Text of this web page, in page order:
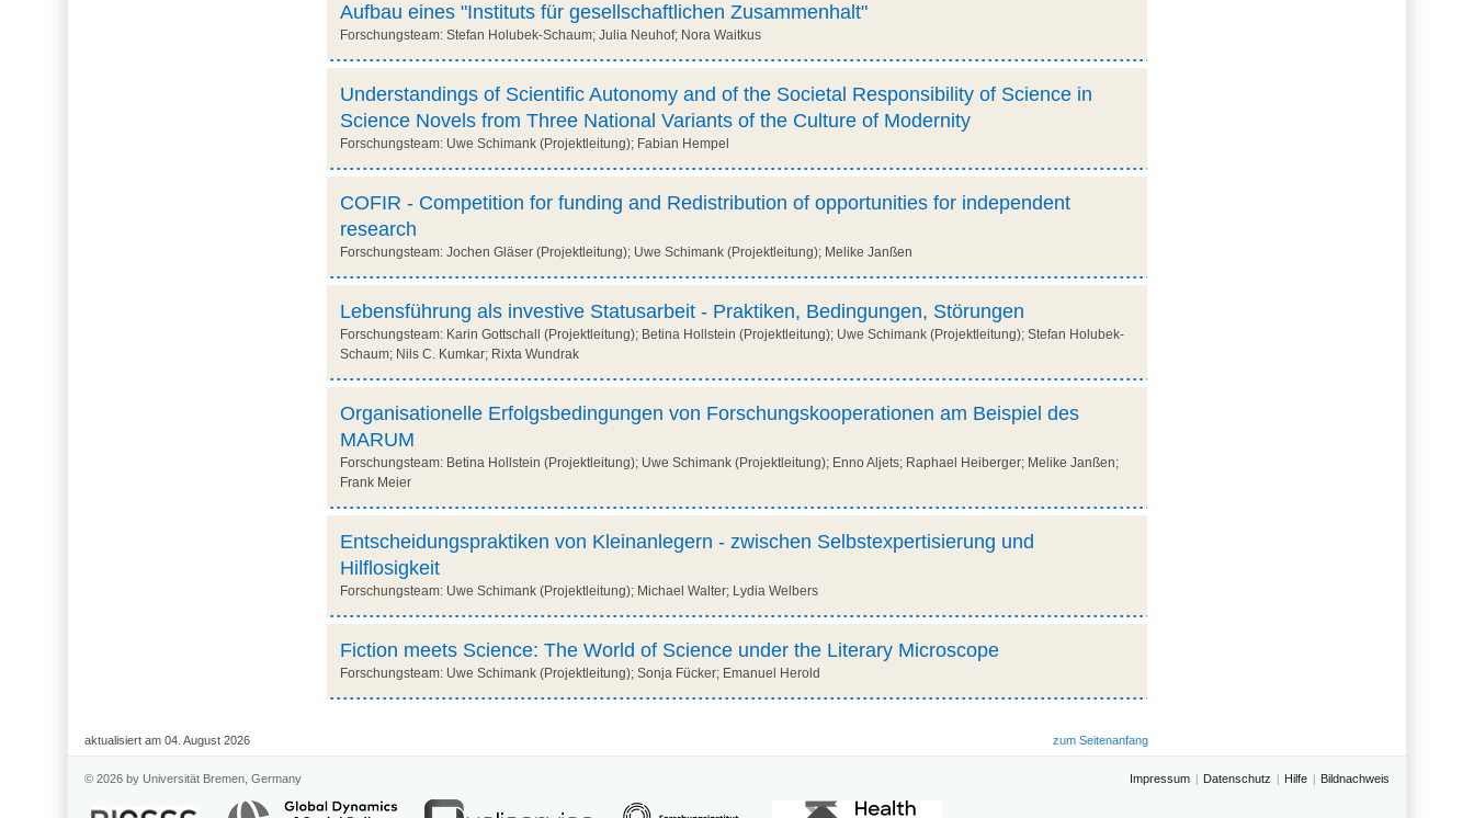
Aufbau eines "Instituts für gesellschaftlichen Zusammenhalt"
Forschungsteam: Stefan Holubek-Schaum; Julia Neuhof; Nora Waitkus
Understandings of Scientific Autonomy and of the Societal Responsibility of Science in
Science Novels from Three National Variants of the Culture of Modernity
Forschungsteam: Uwe Schimank (Projektleitung); Fabian Hempel
COFIR - Competition for funding and Redistribution of opportunities for independent
research
Forschungsteam: Jochen Gläser (Projektleitung); Uwe Schimank (Projektleitung); Melike Janßen
Lebensführung als investive Statusarbeit - Praktiken, Bedingungen, Störungen
Forschungsteam: Karin Gottschall (Projektleitung); Betina Hollstein (Projektleitung); Uwe Schimank (Projektleitung); Stefan Holubek-
Schaum; Nils C. Kumkar; Rixta Wundrak
Organisationelle Erfolgsbedingungen von Forschungskooperationen am Beispiel des
MARUM
Forschungsteam: Betina Hollstein (Projektleitung); Uwe Schimank (Projektleitung); Enno Aljets; Raphael Heiberger; Melike Janßen;
Frank Meier
Entscheidungspraktiken von Kleinanlegern - zwischen Selbstexpertisierung und
Hilflosigkeit
Forschungsteam: Uwe Schimank (Projektleitung); Michael Walter; Lydia Welbers
Fiction meets Science: The World of Science under the Literary Microscope
Forschungsteam: Uwe Schimank (Projektleitung); Sonja Fücker; Emanuel Herold
aktualisiert am 04. August 2026 zum Seitenanfang
© 2026 by Universität Bremen, Germany Impressum Datenschutz Hilfe Bildnachweis